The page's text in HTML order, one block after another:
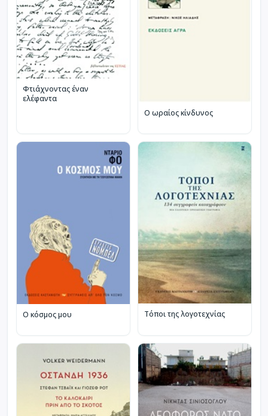
Φτιάχνοντας έναν
ελέφαντα
Ο ωραίος κίνδυνος
Ο κόσμος μου Τόποι της λογοτεχνίας